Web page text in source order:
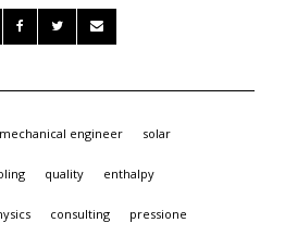
mechanical engineer solar
quality enthalpy
consulting pressione